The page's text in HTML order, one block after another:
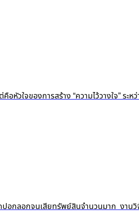
ใจของการสร้าง “ความไว้วางใจ” ระห
ปอกลอกจนเสียทรัพย์สินจำนวนมาก งาน